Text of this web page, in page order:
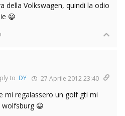
della Volkswagen, quindi la odio
😀
to DY 27 Aprile 2012 23:40
mi regalassero un golf gti mi
😀